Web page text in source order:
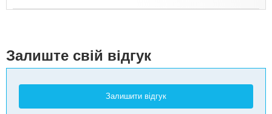
Залиште свій відгук
Залишити відгук